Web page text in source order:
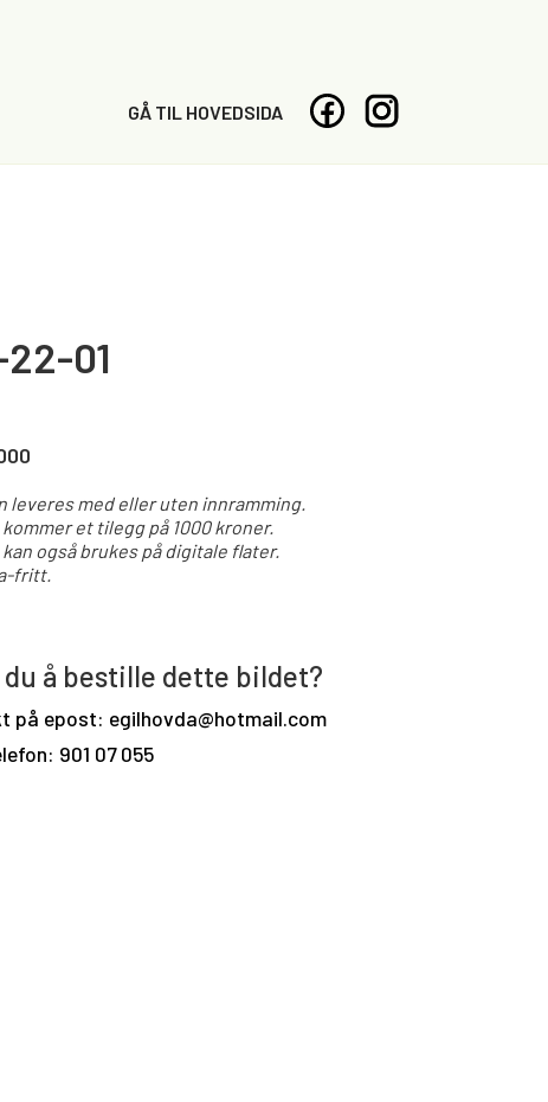
GÅ TIL HOVEDSIDA
01
leveres med eller uten innramming.
et tilegg på 1000 kroner.
også brukes på digitale flater.
fritt.
å bestille dette bildet?
på epost: egilhovda@hotmail.com
901 07 055